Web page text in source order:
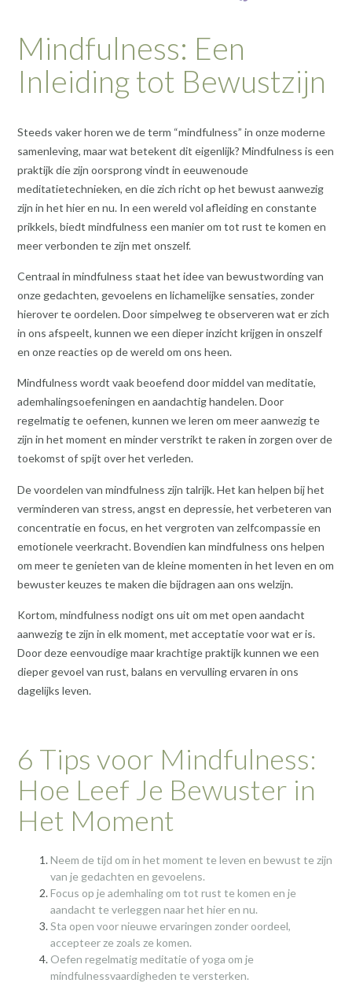
Mindfulness: Een
Inleiding tot Bewustzijn
Steeds vaker horen we de term “mindfulness” in onze moderne
samenleving, maar wat betekent dit eigenlijk? Mindfulness is een
praktijk die zijn oorsprong vindt in eeuwenoude
meditatietechnieken, en die zich richt op het bewust aanwezig
zijn in het hier en nu. In een wereld vol afleiding en constante
prikkels, biedt mindfulness een manier om tot rust te komen en
meer verbonden te zijn met onszelf.
Centraal in mindfulness staat het idee van bewustwording van
onze gedachten, gevoelens en lichamelijke sensaties, zonder
hierover te oordelen. Door simpelweg te observeren wat er zich
in ons afspeelt, kunnen we een dieper inzicht krijgen in onszelf
en onze reacties op de wereld om ons heen.
Mindfulness wordt vaak beoefend door middel van meditatie,
ademhalingsoefeningen en aandachtig handelen. Door
regelmatig te oefenen, kunnen we leren om meer aanwezig te
zijn in het moment en minder verstrikt te raken in zorgen over de
toekomst of spijt over het verleden.
De voordelen van mindfulness zijn talrijk. Het kan helpen bij het
verminderen van stress, angst en depressie, het verbeteren van
concentratie en focus, en het vergroten van zelfcompassie en
emotionele veerkracht. Bovendien kan mindfulness ons helpen
om meer te genieten van de kleine momenten in het leven en om
bewuster keuzes te maken die bijdragen aan ons welzijn.
Kortom, mindfulness nodigt ons uit om met open aandacht
aanwezig te zijn in elk moment, met acceptatie voor wat er is.
Door deze eenvoudige maar krachtige praktijk kunnen we een
dieper gevoel van rust, balans en vervulling ervaren in ons
dagelijks leven.
6 Tips voor Mindfulness:
Hoe Leef Je Bewuster in
Het Moment
Neem de tijd om in het moment te leven en bewust te zijn
van je gedachten en gevoelens.
Focus op je ademhaling om tot rust te komen en je
aandacht te verleggen naar het hier en nu.
Sta open voor nieuwe ervaringen zonder oordeel,
accepteer ze zoals ze komen.
Oefen regelmatig meditatie of yoga om je
mindfulnessvaardigheden te versterken.